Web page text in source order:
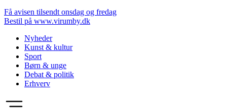
Få avisen tilsendt onsdag og fredag
Bestil på www.virumby.dk
Nyheder
Kunst & kultur
Sport
Børn & unge
Debat & politik
Erhverv